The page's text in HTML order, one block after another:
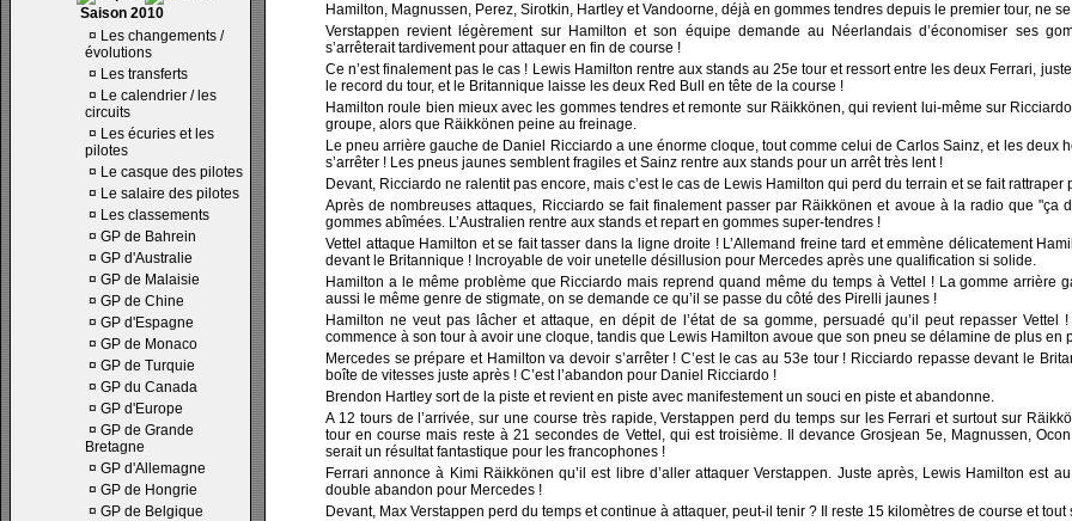
Saison 2010
¤ Les changements /
évolutions
¤ Les transferts
¤ Le calendrier / les
circuits
¤ Les écuries et les
pilotes
¤ Le casque des pilotes
¤ Le salaire des pilotes
¤ Les classements
¤ GP de Bahrein
¤ GP d'Australie
¤ GP de Malaisie
¤ GP de Chine
¤ GP d'Espagne
¤ GP de Monaco
¤ GP de Turquie
¤ GP du Canada
¤ GP d'Europe
¤ GP de Grande
Bretagne
¤ GP d'Allemagne
¤ GP de Hongrie
¤ GP de Belgique
Hamilton, Magnussen, Perez, Sirotkin, Hartley et Vandoorne, déjà en gommes tendres depuis le premier tour, ne
Verstappen revient légèrement sur Hamilton et son équipe demande au Néerlandais d’économiser ses
s’arrêterait tardivement pour attaquer en fin de course !
Ce n’est finalement pas le cas ! Lewis Hamilton rentre aux stands au 25e tour et ressort entre les deux Ferrari,
le record du tour, et le Britannique laisse les deux Red Bull en tête de la course !
Hamilton roule bien mieux avec les gommes tendres et remonte sur Räikkönen, qui revient lui-même sur
groupe, alors que Räikkönen peine au freinage.
Le pneu arrière gauche de Daniel Ricciardo a une énorme cloque, tout comme celui de Carlos Sainz, et les deux
s’arrêter ! Les pneus jaunes semblent fragiles et Sainz rentre aux stands pour un arrêt très lent !
Devant, Ricciardo ne ralentit pas encore, mais c’est le cas de Lewis Hamilton qui perd du terrain et se fait rattraper
Après de nombreuses attaques, Ricciardo se fait finalement passer par Räikkönen et avoue à la radio que "ça
gommes abîmées. L’Australien rentre aux stands et repart en gommes super-tendres !
Vettel attaque Hamilton et se fait tasser dans la ligne droite ! L’Allemand freine tard et emmène délicatement
devant le Britannique ! Incroyable de voir unetelle désillusion pour Mercedes après une qualification si solide.
Hamilton a le même problème que Ricciardo mais reprend quand même du temps à Vettel ! La gomme arrière
aussi le même genre de stigmate, on se demande ce qu’il se passe du côté des Pirelli jaunes !
Hamilton ne veut pas lâcher et attaque, en dépit de l’état de sa gomme, persuadé qu’il peut repasser Vettel
commence à son tour à avoir une cloque, tandis que Lewis Hamilton avoue que son pneu se délamine de plus en
Mercedes se prépare et Hamilton va devoir s’arrêter ! C’est le cas au 53e tour ! Ricciardo repasse devant le
boîte de vitesses juste après ! C’est l’abandon pour Daniel Ricciardo !
Brendon Hartley sort de la piste et revient en piste avec manifestement un souci en piste et abandonne.
A 12 tours de l’arrivée, sur une course très rapide, Verstappen perd du temps sur les Ferrari et surtout sur
tour en course mais reste à 21 secondes de Vettel, qui est troisième. Il devance Grosjean 5e, Magnussen,
serait un résultat fantastique pour les francophones !
Ferrari annonce à Kimi Räikkönen qu’il est libre d’aller attaquer Verstappen. Juste après, Lewis Hamilton est
double abandon pour Mercedes !
Devant, Max Verstappen perd du temps et continue à attaquer, peut-il tenir ? Il reste 15 kilomètres de course et